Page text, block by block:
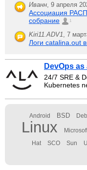
Иванн 9 апреля
Ассоциация
собрание
1
Kiri11.ADV1 7
Логи catalina.out
DevOps
24/7 SRE &
Kubernetes
Android BSD
Linux
Hat SCO Sun